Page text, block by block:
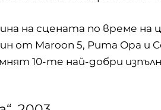
на сцената по време
от Maroon 5, Рита Ора и
10-те най-добри